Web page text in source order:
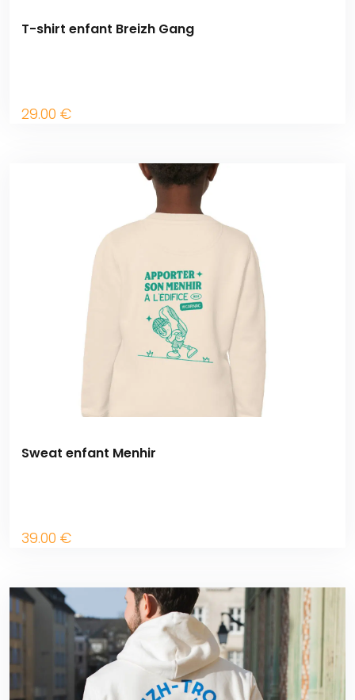
T-shirt enfant Breizh Gang
29.00 €
Sweat enfant Menhir
39.00 €